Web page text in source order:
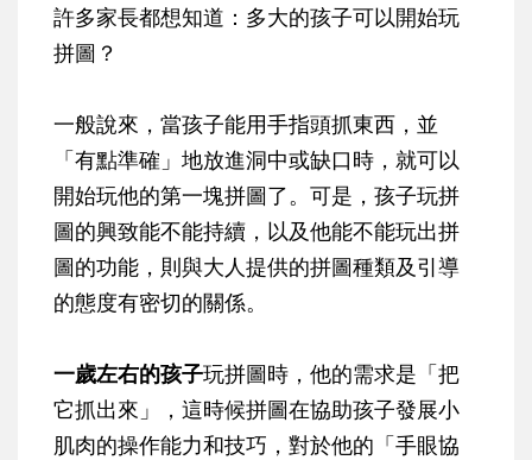
許多家長都想知道：多大的孩子可以開始玩
拼圖？
一般說來，當孩子能用手指頭抓東西，並
「有點準確」地放進洞中或缺口時，就可以
開始玩他的第一塊拼圖了。可是，孩子玩拼
圖的興致能不能持續，以及他能不能玩出拼
圖的功能，則與大人提供的拼圖種類及引導
的態度有密切的關係。
一歲左右的孩子玩拼圖時，他的需求是「把
它抓出來」，這時候拼圖在協助孩子發展小
肌肉的操作能力和技巧，對於他的「手眼協